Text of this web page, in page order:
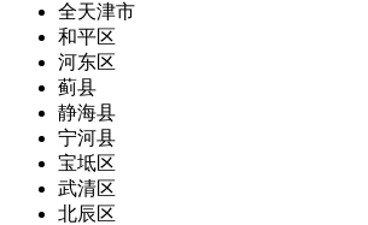
全天津市
和平区
河东区
蓟县
静海县
宁河县
宝坻区
武清区
北辰区